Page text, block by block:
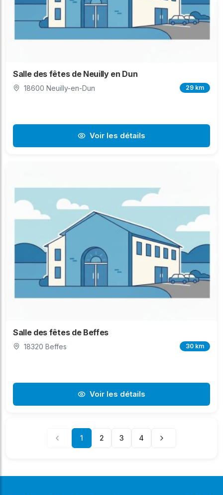
Salle des fêtes de Neuilly en Dun
18600 Neuilly-en-Dun 29 km
Voir les détails
Salle des fêtes de Beffes
18320 Beffes 30 km
Voir les détails
1 2 3 4